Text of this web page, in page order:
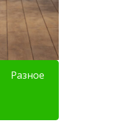
Разное